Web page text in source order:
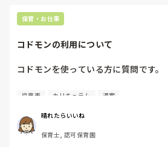
保育・お仕事
コドモンの利用について
コドモンを使っている方に質問です。
何で記入していて、どこまで使ってい
使った感想はいかがですか？
もう保育の現場でICT利用され長く経
児童表 カリキュラム 週案
晴れたらいいね
保育士, 認可保育園